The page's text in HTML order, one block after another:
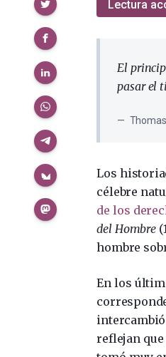
Lectura
El
pasar el
Los
célebre
de los
del Hombre
hombre
En los
reflejan